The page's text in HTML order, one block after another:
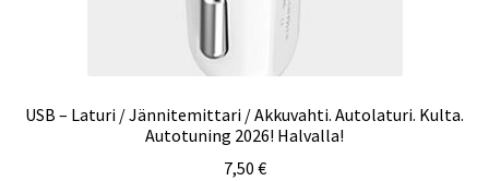
USB – Laturi / Jännitemittari / Akkuvahti. Autolaturi. Kulta.
Autotuning 2026! Halvalla!
7,50 €